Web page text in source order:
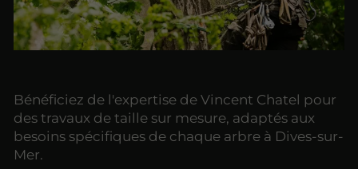
Bénéficiez de l'expertise de Vincent Chatel pour
des travaux de taille sur mesure, adaptés aux
besoins spécifiques de chaque arbre à Dives-sur-
Mer.